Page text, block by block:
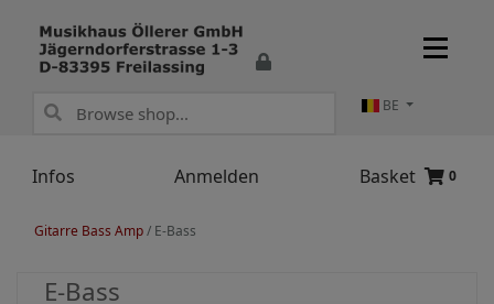
Infos Anmelden Basket 0
BE
Gitarre Bass Amp/ E-Bass
E-Bass